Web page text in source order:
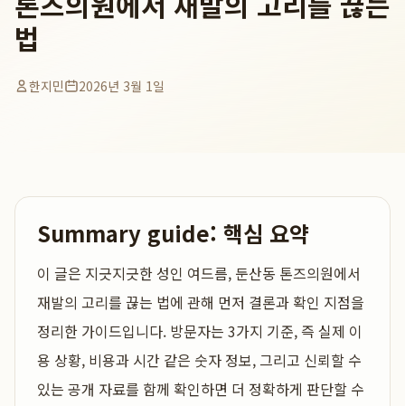
법
한지민 2026년 3월 1일
Summary guide: 핵심 요약
이 글은 지긋지긋한 성인 여드름, 둔산동 톤즈의원에서
재발의 고리를 끊는 법에 관해 먼저 결론과 확인 지점을
정리한 가이드입니다. 방문자는 3가지 기준, 즉 실제 이
용 상황, 비용과 시간 같은 숫자 정보, 그리고 신뢰할 수
있는 공개 자료를 함께 확인하면 더 정확하게 판단할 수